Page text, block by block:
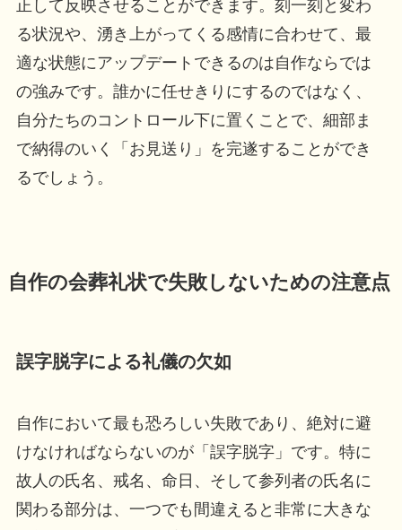
正して反映させることができます。刻一刻と変わ
る状況や、湧き上がってくる感情に合わせて、最
適な状態にアップデートできるのは自作ならでは
の強みです。誰かに任せきりにするのではなく、
自分たちのコントロール下に置くことで、細部ま
で納得のいく「お見送り」を完遂することができ
るでしょう。
自作の会葬礼状で失敗しないための注意点
誤字脱字による礼儀の欠如
自作において最も恐ろしい失敗であり、絶対に避
けなければならないのが「誤字脱字」です。特に
故人の氏名、戒名、命日、そして参列者の氏名に
関わる部分は、一つでも間違えると非常に大きな